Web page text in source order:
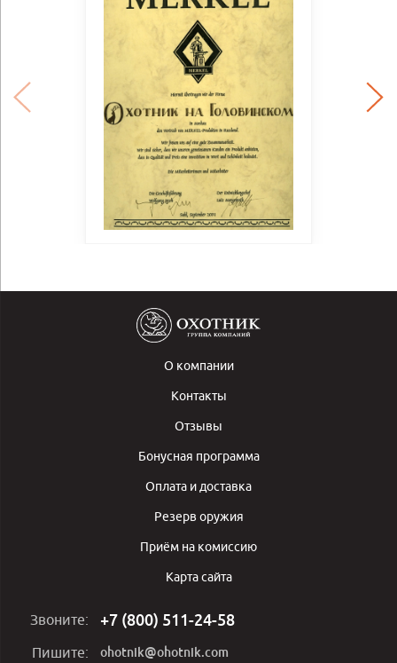
О компании
Контакты
Отзывы
Бонусная программа
Оплата и доставка
Резерв оружия
Приём на комиссию
Карта сайта
Звоните: +7 (800) 511-24-58
Пишите: ohotnik@ohotnik.com